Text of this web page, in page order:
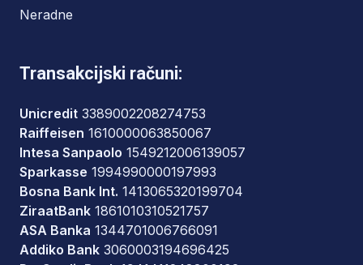
Neradne
Transakcijski računi:
Unicredit 3389002208274753
Raiffeisen 1610000063850067
Intesa Sanpaolo 1549212006139057
Sparkasse 1994990000197993
Bosna Bank Int. 1413065320199704
ZiraatBank 1861010310521757
ASA Banka 1344701006766091
Addiko Bank 3060003194696425